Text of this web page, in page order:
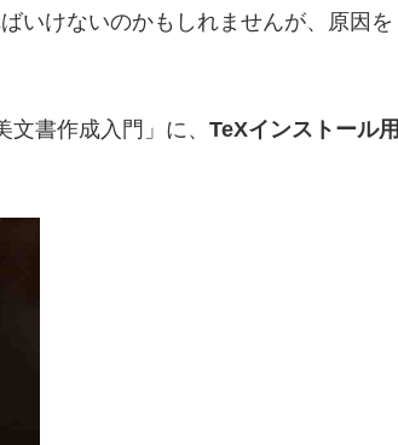
いけないのかもしれませんが、原因を
書作成入門」に、 TeXインストール用